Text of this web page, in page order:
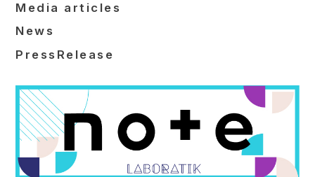
Media articles
News
PressRelease